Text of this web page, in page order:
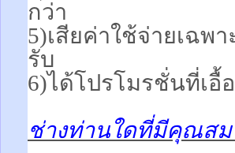
กว่า
5)เสียค่าใช้จ่ายเฉพ
รับ
6)ได้โปรโมรชั่นที่เ
ช่างท่านใดที่มีคุณสม